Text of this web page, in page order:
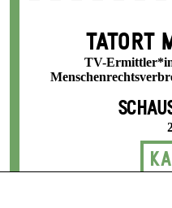
TATORT
TV-
8 / 24 /